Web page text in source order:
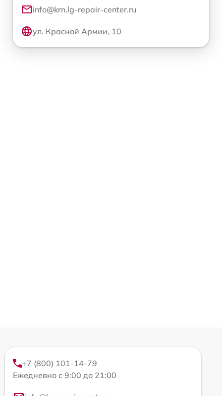
info@krn.lg-repair-center.ru
ул. Красной Армии, 10
+7 (800) 101-14-79
Ежедневно с 9:00 до 21:00